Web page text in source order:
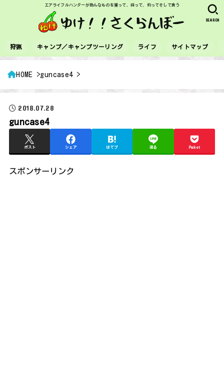
エアライフルハンターが色んなものを獲って、採って、釣ってそして食う
狩猟 キャンプ／キャンプツーリング ライフ サイトマップ
SEARCH
HOME guncase4
2018.07.28
guncase4
ポスト シェア はてブ 送る Pocket
スポンサーリンク